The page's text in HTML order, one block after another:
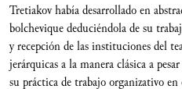
Tretiakov había desarrollado en
bolchevique deduciéndola de su
y recepción de las instituciones del
jerárquicas a la manera clásica a
su práctica de trabajo organizativo